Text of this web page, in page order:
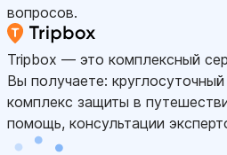
вопросов.
Tripbox — это комплексный
Вы получаете:
комплекс защиты в
помощь, консультации